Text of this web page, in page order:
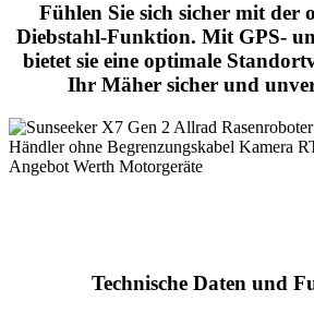
Fühlen Sie sich sicher mit der
Diebstahl-Funktion. Mit GPS-
bietet sie eine optimale
Ihr Mäher sicher und
Technische Daten und